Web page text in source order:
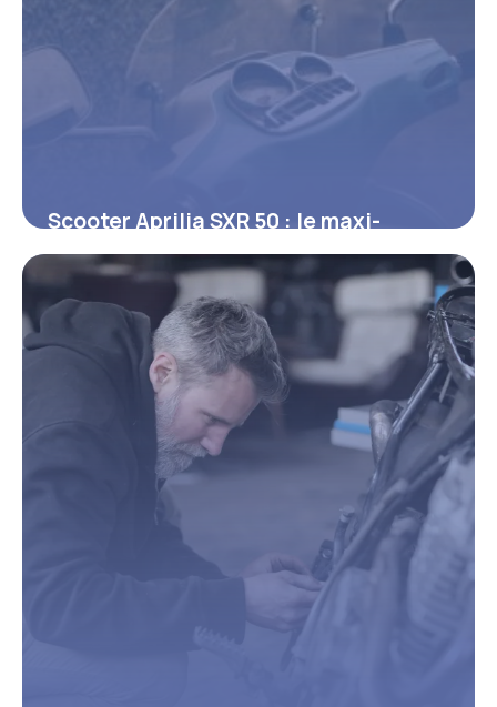
Scooter Aprilia SXR 50 : le maxi-
scooter sportif qui redéfinit la
mobilité urbaine